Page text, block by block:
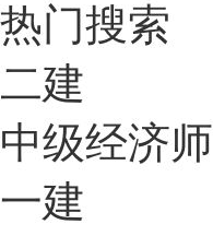
热门搜索
二建
中级经济师
一建